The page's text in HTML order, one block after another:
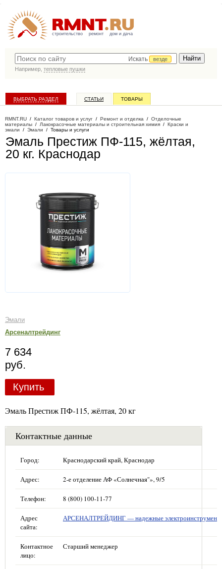
строительство ремонт дом и дача
Искать
везде
Например, тепловые пушки
ВЫБРАТЬ РАЗДЕЛ СТАТЬИ ТОВАРЫ
RMNT.RU / Каталог товаров и услуг / Ремонт и отделка / Отделочные
материалы / Лакокрасочные материалы и строительная химия / Краски и
эмали / Эмали / Товары и услуги
Эмаль Престиж ПФ-115, жёлтая,
20 кг. Краснодар
Эмали
Арсеналтрейдинг
7 634
руб.
Купить
Эмаль Престиж ПФ-115, жёлтая, 20 кг
Контактные данные
Город: Краснодарский край, Краснодар
Адрес: 2-е отделение АФ «Солнечная"», 9/5
Телефон: 8 (800) 100-11-77
Адрес
сайта:
АРСЕНАЛТРЕЙДИНГ — надежные
Контактное
лицо:
Старший менеджер